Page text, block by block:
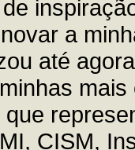
a
até
CISM,